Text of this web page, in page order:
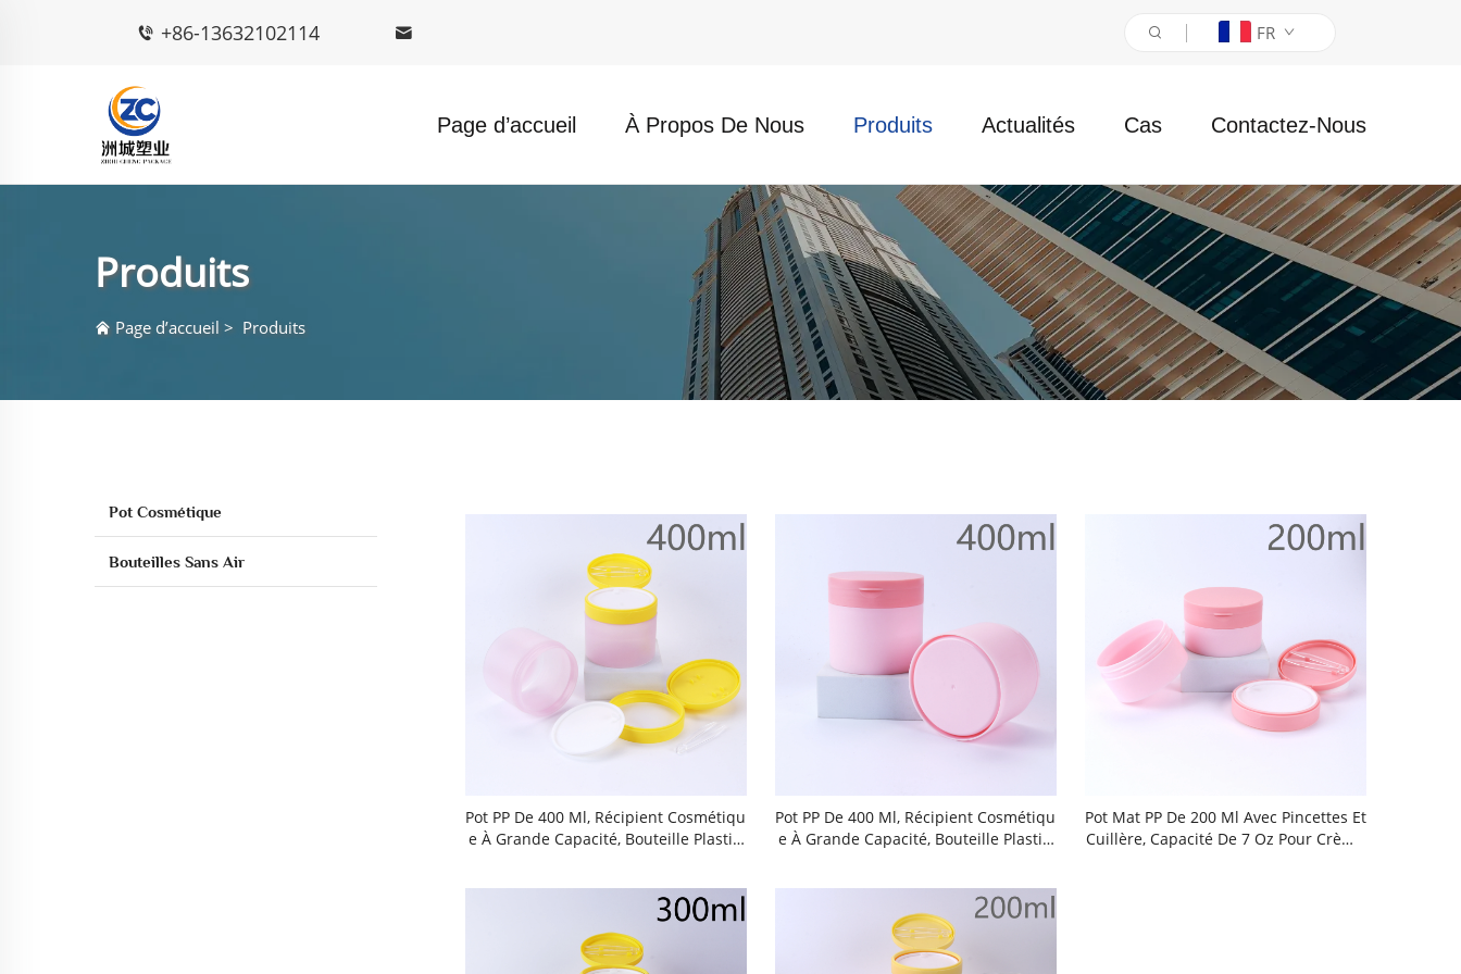
+86-13632102114 FR
Page d’accueil À Propos De Nous Produits Actualités Cas Contactez-Nous
Produits
Page d’accueil > Produits
Pot Cosmétique
Bouteilles Sans Air
Pot PP De 400 Ml, Récipient Cosmétiqu
E À Grande Capacité, Bouteille Plastiq
Ation, Couvercle À Bascule, Pincettes T
Ransparentes En PS, Rangement Pour
Disques Démaquillants, Pot Pour Coto
Ns-Tiges, Flacon Pour Lait Corporel, Pot
Pot PP De 400 Ml, Récipient Cosmétiqu
E À Grande Capacité, Bouteille Plastiq
Ation, Couvercle À Bascule, Pincettes T
Ransparentes En PS, Rangement Pour
Disques Démaquillants, Pot Pour Coto
Ns-Tiges, Flacon Pour Lait Corporel, Pot
Pot Mat PP De 200 Ml Avec Pincettes Et
Cuillère, Capacité De 7 Oz Pour Crème